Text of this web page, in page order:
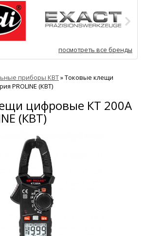
посмотреть все бренды
приборы КВТ»Токовые клещи
PROLINE (КВТ)
цифровые КТ 200А
(КВТ)